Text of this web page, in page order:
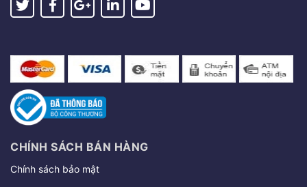
CHÍNH SÁCH BÁN HÀNG
Chính sách bảo mật